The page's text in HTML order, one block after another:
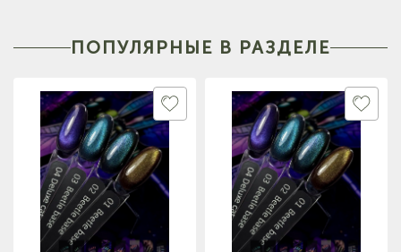
ПОПУЛЯРНЫЕ В РАЗДЕЛЕ